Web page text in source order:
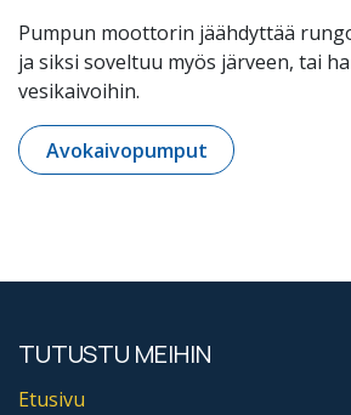
Pumpun moottorin jäähdyttää
ja siksi soveltuu myös järveen, tai
vesikaivoihin.
Avokaivopumput
TUTUSTU MEIHIN
Etusivu